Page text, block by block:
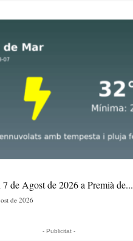
de Agost de 2026 a Premià de...
de 2026
- Publicitat -